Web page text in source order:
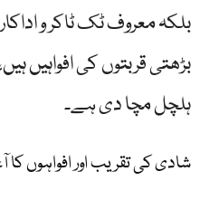
بلکہ معروف ٹک ٹاکر و
بڑھتی قربتوں کی افواہیں
ہلچل مچا دی ہے۔
شادی کی تقریب اور افواہوں کا